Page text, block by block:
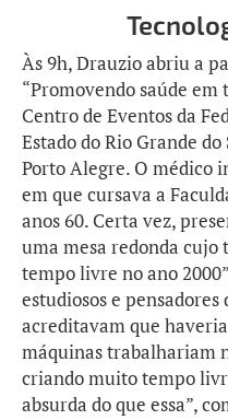
Às 9h, Drauzio abriu a
“Promovendo saúde em
Centro de Eventos da
Estado do Rio Grande
Porto Alegre. O médico
em que cursava a
anos 60. Certa vez,
uma mesa redonda cujo
tempo livre no ano
estudiosos e
acreditavam que
máquinas trabalhariam
criando muito tempo
absurda do que essa”,